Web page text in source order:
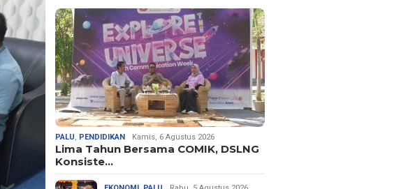
PALU, PENDIDIKAN Kamis, 6 Agustus 2026
Lima Tahun Bersama COMIK, DSLNG
Konsiste…